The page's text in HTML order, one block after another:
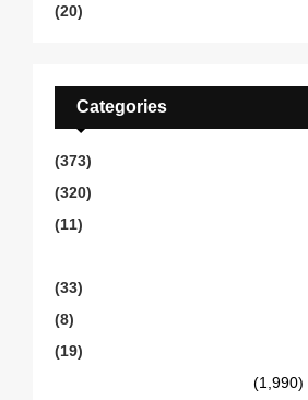
(20)
Categories
(373)
(320)
(11)
(33)
(8)
(19)
(1,990)